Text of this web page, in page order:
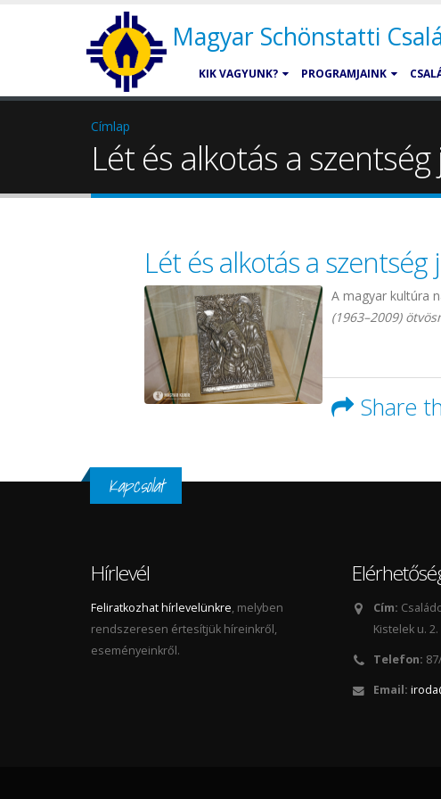
Magyar Schönstatti
KIK VAGYUNK? PROGRAMJAINK
Címlap
Lét és alkotás a
Lét és alkotás a
A magyar kultúra
(1963–2009)
Share
Kapcsolat
Hírlevél
Feliratkozhat hírlevelünkre, melyben
rendszeresen értesítjük híreinkről,
eseményeinkről.
Cím:
Kistelek u. 2.
Telefon:
Email: